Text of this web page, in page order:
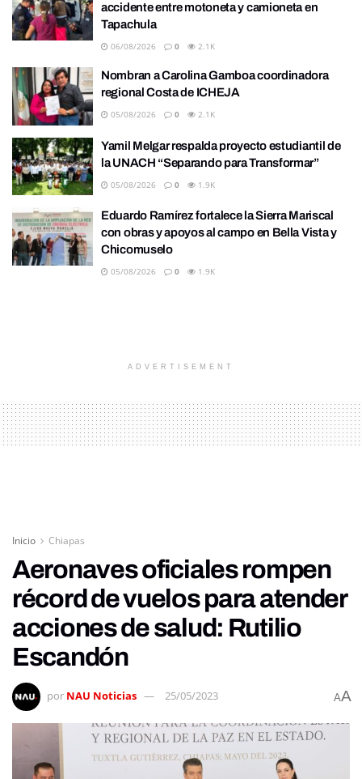
accidente entre motoneta y camioneta en
Tapachula
06/08/2026 0 2.1K
Nombran a Carolina Gamboa coordinadora
regional Costa de ICHEJA
05/08/2026 0 2.1K
Yamil Melgar respalda proyecto estudiantil de
la UNACH “Separando para Transformar”
05/08/2026 0 1.9K
Eduardo Ramírez fortalece la Sierra Mariscal
con obras y apoyos al campo en Bella Vista y
Chicomuselo
05/08/2026 0 1.9K
ADVERTISEMENT
Inicio Chiapas
Aeronaves oficiales rompen
récord de vuelos para atender
acciones de salud: Rutilio
Escandón
por NAU Noticias 25/05/2023 AA